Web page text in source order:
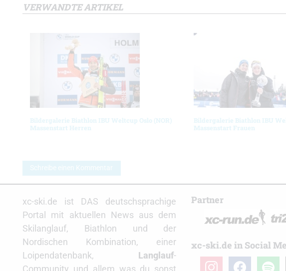
VERWANDTE ARTIKEL
Bildergalerie Biathlon IBU Weltcup Oslo (NOR)
Massenstart Herren
Bildergalerie Biathlon IBU
Massenstart Frauen
Schreibe einen Kommentar
xc-ski.de ist DAS deutschsprachige
Portal mit aktuellen News aus dem
Skilanglauf, Biathlon und der
Nordischen Kombination, einer
Loipendatenbank, Langlauf-
Community und allem was du sonst
Partner
xc-ski.de in Social
instagramfacebookspotify